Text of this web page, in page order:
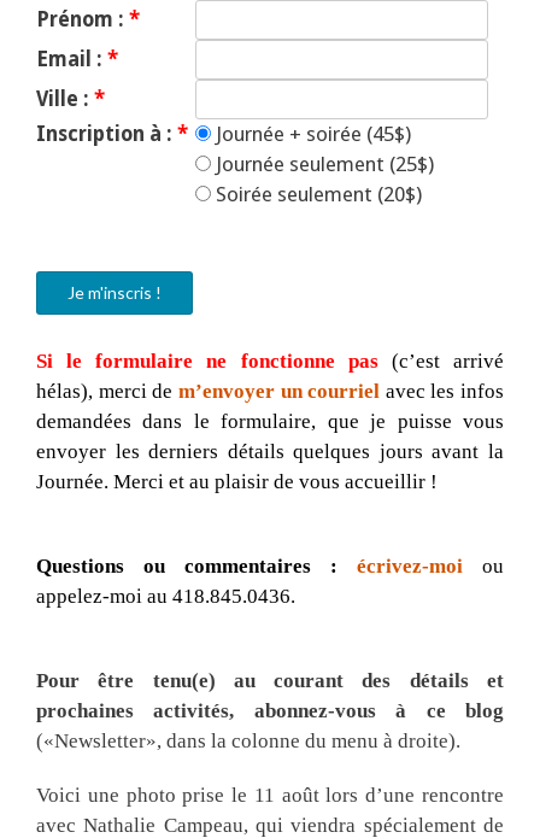
Prénom : *
Email : *
Ville : *
Inscription à : *
Journée + soirée (45$)
Journée seulement (25$)
Soirée seulement (20$)
Si le formulaire ne fonctionne pas(c’est arrivé
hélas), merci de m’envoyer un courriel avec les infos
demandées dans le formulaire, que je puisse vous
envoyer les derniers détails quelques jours avant la
Journée. Merci et au plaisir de vous accueillir !
Questions ou commentaires : écrivez-moi ou
appelez-moi au 418.845.0436.
Pour être tenu(e) au courant des détails et
prochaines activités, abonnez-vous à ce blog
(«Newsletter», dans la colonne du menu à droite).
Voici une photo prise le 11 août lors d’une rencontre
avec Nathalie Campeau, qui viendra spécialement de